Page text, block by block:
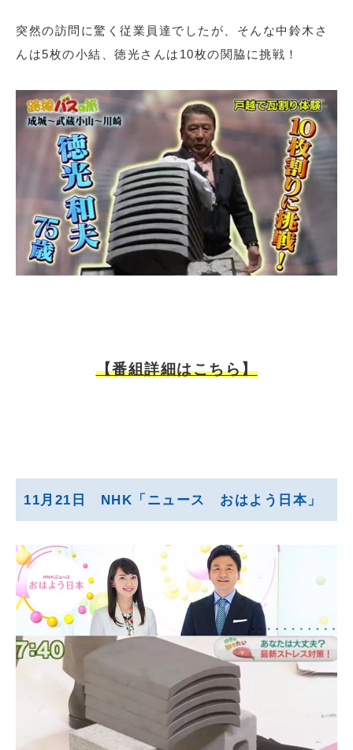
突然の訪問に驚く従業員達でしたが、そんな中鈴木さ
んは5枚の小結、徳光さんは10枚の関脇に挑戦！
【番組詳細はこちら】
11月21日 NHK「ニュース おはよう日本」